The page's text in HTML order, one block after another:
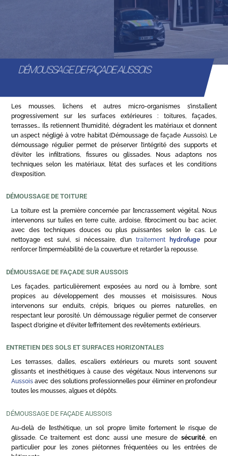
DÉMOUSSAGE DE FAÇADE AUSSOIS
Les mousses, lichens et autres micro-organismes s’installent
progressivement sur les surfaces extérieures : toitures, façades,
terrasses… Ils retiennent l’humidité, dégradent les matériaux et donnent
un aspect négligé à votre habitat (Démoussage de façade Aussois). Le
démoussage régulier permet de préserver l’intégrité des supports et
d’éviter les infiltrations, fissures ou glissades. Nous adaptons nos
techniques selon les matériaux, l’état des surfaces et les conditions
d’exposition.
DÉMOUSSAGE DE TOITURE
La toiture est la première concernée par l’encrassement végétal. Nous
intervenons sur tuiles en terre cuite, ardoise, fibrociment ou bac acier,
avec des techniques douces ou plus puissantes selon le cas. Le
nettoyage est suivi, si nécessaire, d’untraitement hydrofuge pour
renforcer l’imperméabilité de la couverture et retarder la repousse.
DÉMOUSSAGE DE FAÇADE SUR AUSSOIS
Les façades, particulièrement exposées au nord ou à l’ombre, sont
propices au développement des mousses et moisissures. Nous
intervenons sur enduits, crépis, briques ou pierres naturelles, en
respectant leur porosité. Un démoussage régulier permet de conserver
l’aspect d’origine et d’éviter l’effritement des revêtements extérieurs.
ENTRETIEN DES SOLS ET SURFACES HORIZONTALES
Les terrasses, dalles, escaliers extérieurs ou murets sont souvent
glissants et inesthétiques à cause des végétaux. Nous intervenons sur
Aussois avec des solutions professionnelles pour éliminer en profondeur
toutes les mousses, algues et dépôts.
DÉMOUSSAGE DE FAÇADE AUSSOIS
Au-delà de l’esthétique, un sol propre limite fortement le risque de
glissade. Ce traitement est donc aussi une mesure de sécurité, en
particulier pour les zones piétonnes fréquentées ou les entrées de